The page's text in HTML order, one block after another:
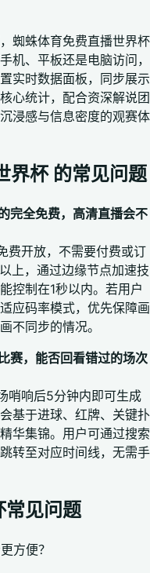
蜘蛛体育免费直播世界杯
机、平板还是电脑访问，
实时数据面板，同步展示
心统计，配合资深解说团
浸感与信息密度的观赛体
界杯 的常见问题
完全免费，高清直播会不
费开放，不需要付费或订
上，通过边缘节点加速技
控制在1秒以内。若用户
应码率模式，优先保障画
不同步的情况。
赛，能否回看错过的场次
哨响后5分钟内即可生成
基于进球、红牌、关键扑
华集锦。用户可通过搜索
转至对应时间线，无需手
常见问题
方便？